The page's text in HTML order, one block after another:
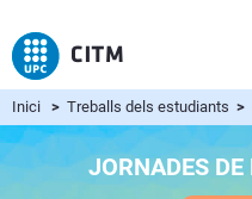
Inici > Treballs dels estudiants >
JORNADES DE